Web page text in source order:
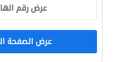
عرض رقم
عرض الصفحة